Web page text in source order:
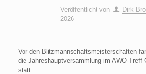
Veröffentlicht von Dirk
2026
Vor den Blitzmannschaftsmeisterschaften
die Jahreshauptversammlung im AWO-Treff
statt.